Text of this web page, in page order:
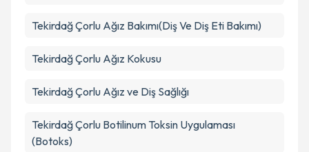
Tekirdağ Çorlu Ağız Bakımı(Diş Ve Diş Eti Bakımı)
Tekirdağ Çorlu Ağız Kokusu
Tekirdağ Çorlu Ağız ve Diş Sağlığı
Tekirdağ Çorlu Botilinum Toksin Uygulaması
(Botoks)